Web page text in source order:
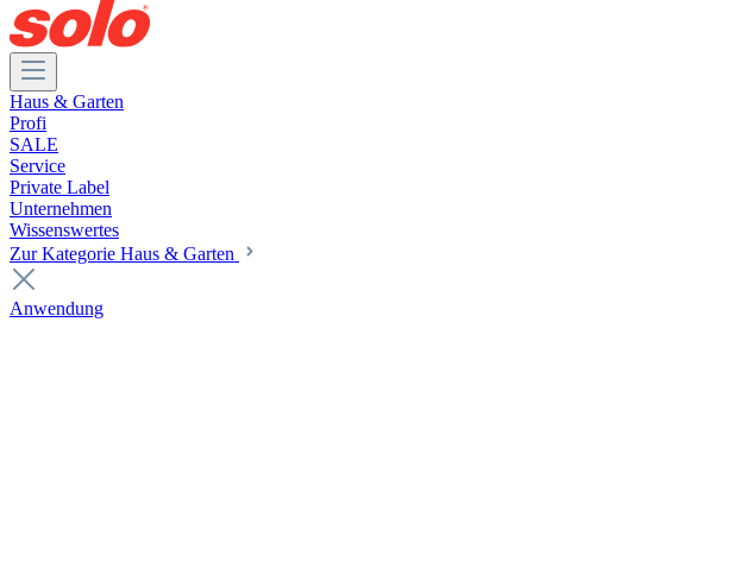
Haus & Garten
Profi
SALE
Service
Private Label
Unternehmen
Wissenswertes
Zur Kategorie Haus & Garten
Anwendung